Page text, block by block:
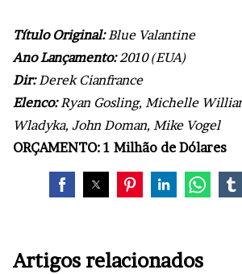
Título Original:Blue Valantine
Ano Lançamento:2010 (EUA)
Dir:Derek Cianfrance
Elenco:Ryan Gosling, Michelle
Wladyka, John Doman, Mike Vogel
ORÇAMENTO: 1 Milhão de Dólares
Artigos relacionados